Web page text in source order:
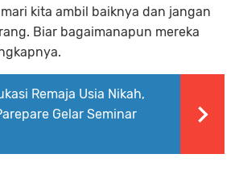
kita ambil baiknya dan jangan
Biar bagaimanapun mereka
Remaja Usia Nikah,
Gelar Seminar